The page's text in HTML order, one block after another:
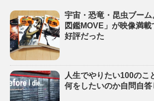
宇宙・恐竜・昆虫ブーム
図鑑MOVE」が映像満
好評だった
人生でやりたい100のこ
何をしたいのか自問自答